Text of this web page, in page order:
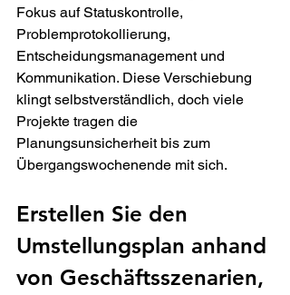
Fokus auf Statuskontrolle,
Problemprotokollierung,
Entscheidungsmanagement und
Kommunikation. Diese Verschiebung
klingt selbstverständlich, doch viele
Projekte tragen die
Planungsunsicherheit bis zum
Übergangswochenende mit sich.
Erstellen Sie den
Umstellungsplan anhand
von Geschäftsszenarien,